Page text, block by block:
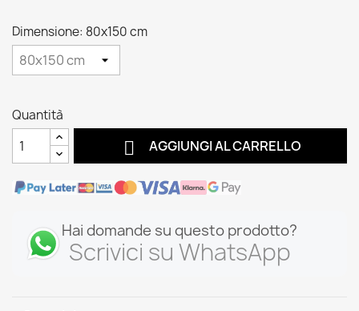
Dimensione: 80x150 cm
Quantità
 AGGIUNGI AL CARRELLO
Hai domande su questo prodotto?
Scrivici su WhatsApp